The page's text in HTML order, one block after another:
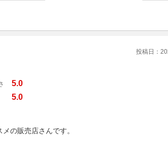
投稿日：
5.0
5.0
の販売店さんです。